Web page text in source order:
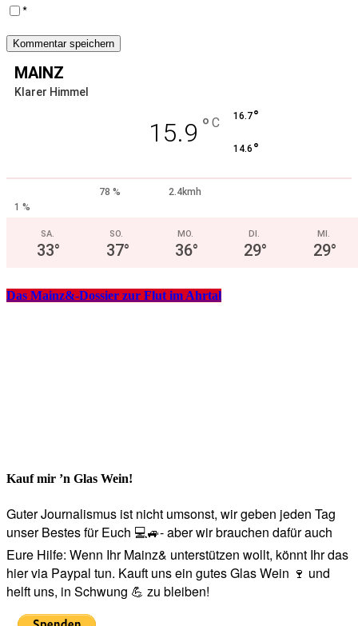
*
MAINZ
Klarer Himmel
15.9 ° C 16.7°
14.6 °
78 %
2.4kmh
1 %
SA.
33°
SO.
37°
MO.
36°
DI.
29°
MI.
29°
Das Mainz&-Dossier zur Flut im Ahrtal
Kauf mir ’n Glas Wein!
Guter Journalismus ist nicht umsonst, wir geben jeden Tag
unser Bestes für Euch 💻🚙- aber wir brauchen dafür auch
Eure Hilfe: Wenn Ihr Mainz& unterstützen wollt, könnt Ihr das
hier via Paypal tun. Kauft uns ein gutes Glas Wein 🍷 und
helft uns, in Schwung 💪 zu bleiben!